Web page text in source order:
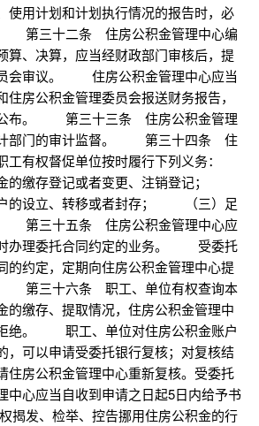
使用计划和计划执行情况的报告时，必
第三十二条 住房公积金管理中心编
算、决算，应当经财政部门审核后，提
会审议。 住房公积金管理中心应当
房公积金管理委员会报送财务报告，
公布。 第三十三条 住房公积金管理
计部门的审计监督。 第三十四条 住
有权督促单位按时履行下列义务：
缴存登记或者变更、注销登记；
户的设立、转移或者封存； （三）足
第三十五条 住房公积金管理中心应
时办理委托合同约定的业务。 受委托
的约定，定期向住房公积金管理中心提
第三十六条 职工、单位有权查询本
的缴存、提取情况，住房公积金管理中
绝。 职工、单位对住房公积金账户
，可以申请受委托银行复核；对复核结
住房公积金管理中心重新复核。受委托
中心应当自收到申请之日起5日内给予书
发、检举、控告挪用住房公积金的行